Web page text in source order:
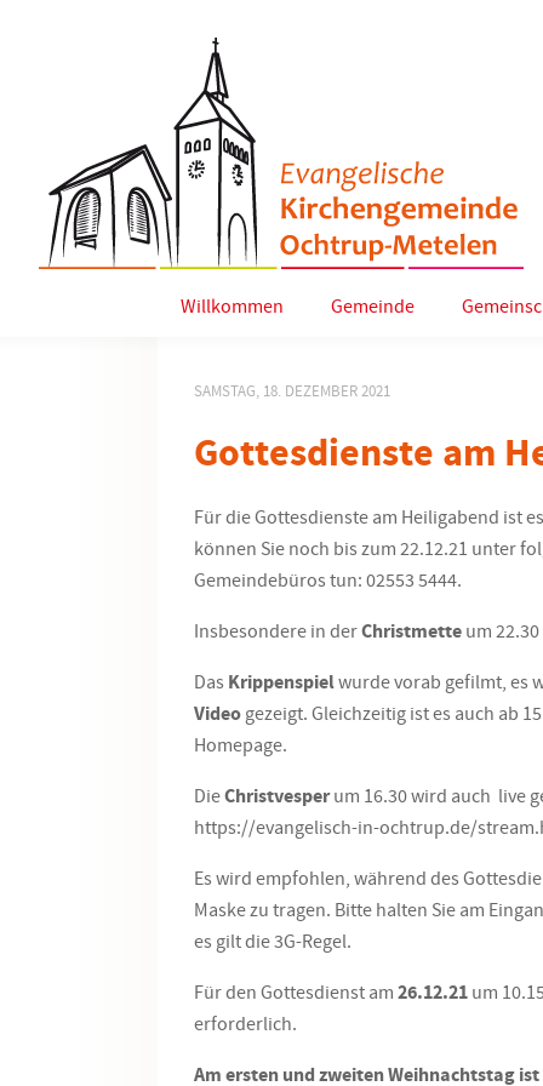
Willkommen Gemeinde
SAMSTAG, 18. DEZEMBER 2021
Gottesdienste am
Für die Gottesdienste am Heiligabend ist
können Sie noch bis zum 22.12.21 unter
Gemeindebüros tun: 02553 5444.
Insbesondere in derChristmette um
Das Krippenspielwurde vorab gefilmt, es
Video gezeigt. Gleichzeitig ist es auch ab
Homepage.
DieChristvesperum 16.30 wird auch live
https://evangelisch-in-ochtrup.de/
Es wird empfohlen, während des
Maske zu tragen. Bitte halten Sie am
es gilt die 3G-Regel.
Für den Gottesdienst am 26.12.21 um
erforderlich.
Am ersten und zweiten Weihnachtstag